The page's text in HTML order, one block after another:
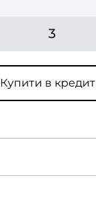
3
Купити в кредит